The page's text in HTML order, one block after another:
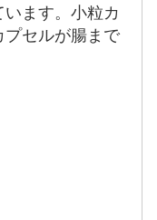
ます。小粒カ
プセルが腸まで